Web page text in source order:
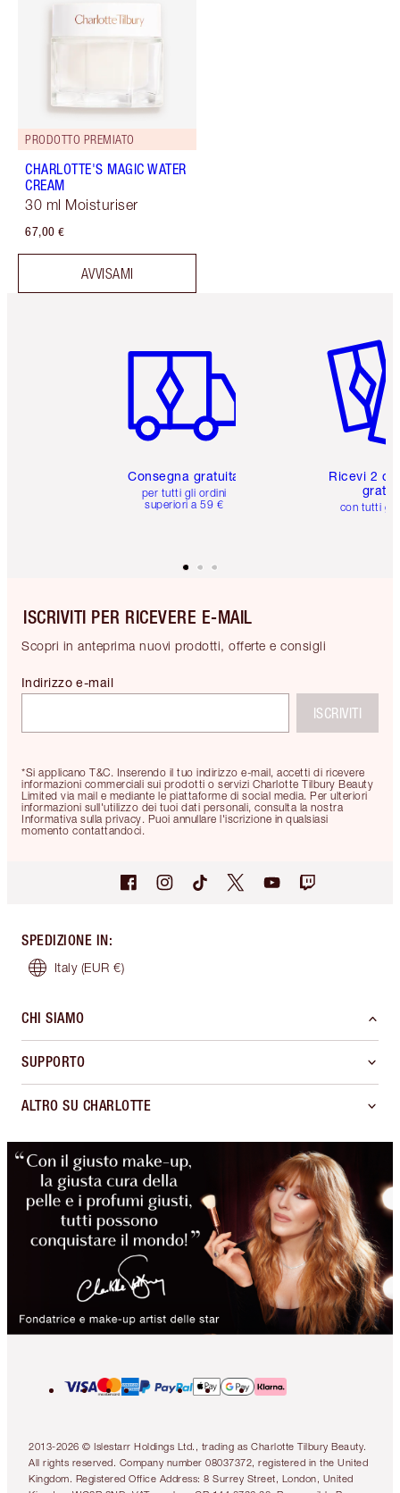
PRODOTTO PREMIATO
CHARLOTTE'S MAGIC WATER
CREAM
30 ml Moisturiser
67,00 €
AVVISAMI
Consegna gratuita
per tutti gli ordini
superiori a 59 €
Ricevi 2
con tutti gli
ISCRIVITI PER RICEVERE E-MAIL
Scopri in anteprima nuovi prodotti, offerte e consigli
*Si applicano T&C. Inserendo il tuo indirizzo e-mail, accetti di ricevere
informazioni commerciali sui prodotti o servizi Charlotte Tilbury Beauty
Limited via mail e mediante le piattaforme di social media. Per ulteriori
informazioni sull'utilizzo dei tuoi dati personali, consulta la nostra
Informativa sulla privacy. Puoi annullare l'iscrizione in qualsiasi
momento contattandoci.
Indirizzo e-mail
ISCRIVITI
SPEDIZIONE IN:
Italy (EUR €)
CHI SIAMO
SUPPORTO
ALTRO SU CHARLOTTE
2013-2026 © Islestarr Holdings Ltd., trading as Charlotte Tilbury Beauty.
All rights reserved. Company number 08037372, registered in the United
Kingdom. Registered Office Address: 8 Surrey Street, London, United